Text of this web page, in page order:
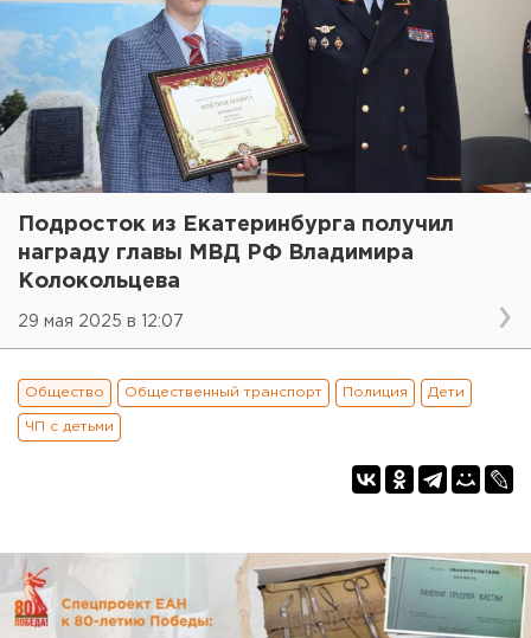
Подросток из Екатеринбурга получил
награду главы МВД РФ Владимира
Колокольцева
29 мая 2025 в 12:07
Общество Общественный транспорт Полиция Дети
ЧП с детьми